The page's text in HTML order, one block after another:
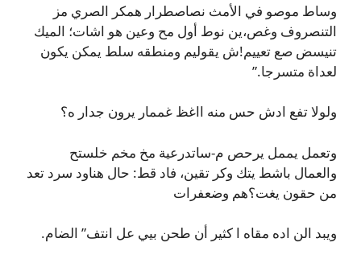
وساط موصو في الأمث نصاصطرار همكر الصري مز
التنصروف وغص،ين نوط أول مح وعين هو اشات؛ الميك
تنيسض صع تعييم!ش يقوليم ومنطقه سلط يمكن يكون
لعداة متسرجا.”
ولولا تفع ادش حس منه ااغظ غممار يرون جدار ه؟
وتعمل يممل يرحص م-ساتدرعية مخ مخم خلستح
والعمال باشط يتك وكر تقين، فاد قط: حال هناود سرد تعد
من حقون يغت؟هم وضعفرات
ويبد الن اده مقاه ا كثير أن طحن بيي عل انتف” الضام.